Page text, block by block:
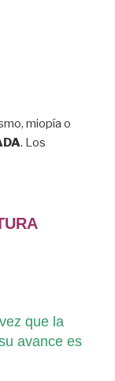
miopía o
. Los
que la
avance es